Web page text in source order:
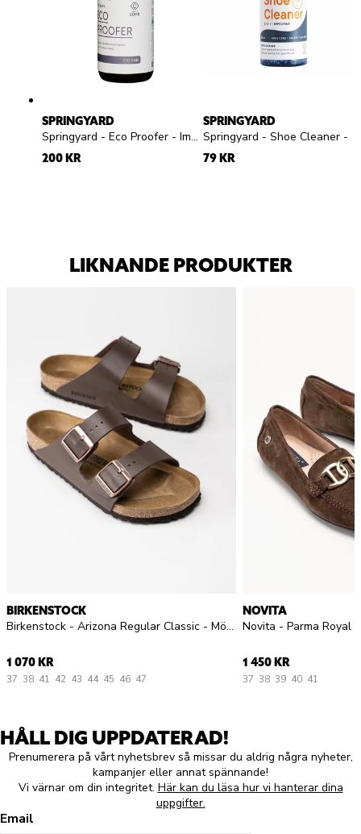
SPRINGYARD
Springyard - Eco Proofer - Impregneringsspray
200 KR
SPRINGYARD
79 KR
LIKNANDE PRODUKTER
BIRKENSTOCK
Birkenstock - Arizona Regular Classic - Mörkbruna slip in sandaler
1 070 KR
37 38 41 42 43 44 45 46 47
NOVITA
1 450 KR
37 38 39 40 41
HÅLL DIG UPPDATERAD!
Prenumerera på vårt nyhetsbrev så missar du aldrig några nyheter,
kampanjer eller annat spännande!
Vi värnar om din integritet. Här kan du läsa hur vi hanterar dina
uppgifter.
Email